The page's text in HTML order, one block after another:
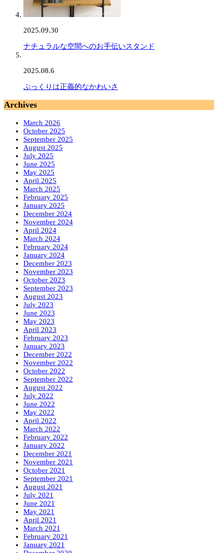
2025.09.30
ナチュラルな空間へのお手伝いスタンド
2025.08.6
ぷっくりは正義的なかわいさ
Archives
March 2026
October 2025
September 2025
August 2025
July 2025
June 2025
May 2025
April 2025
March 2025
February 2025
January 2025
December 2024
November 2024
April 2024
March 2024
February 2024
January 2024
December 2023
November 2023
October 2023
September 2023
August 2023
July 2023
June 2023
May 2023
April 2023
February 2023
January 2023
December 2022
November 2022
October 2022
September 2022
August 2022
July 2022
June 2022
May 2022
April 2022
March 2022
February 2022
January 2022
December 2021
November 2021
October 2021
September 2021
August 2021
July 2021
June 2021
May 2021
April 2021
March 2021
February 2021
January 2021